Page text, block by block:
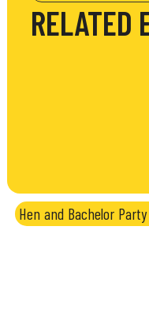
RELATED
Hen and Bachelor Party